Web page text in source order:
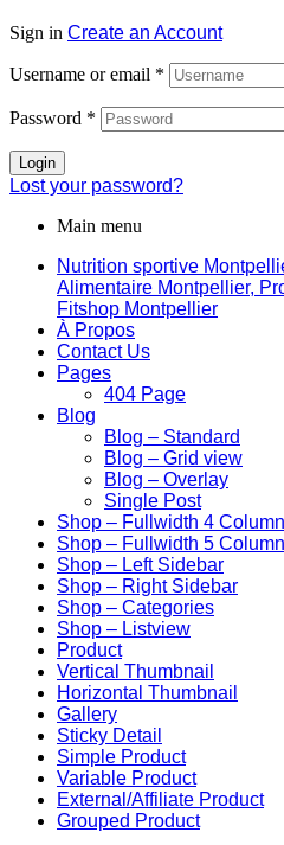
Sign in Create an Account
Username or email *
Password *
Login
Lost your password?
Main menu
Nutrition sportive
Alimentaire Montpellier,
Fitshop Montpellier
À Propos
Contact Us
Pages
404 Page
Blog
Blog – Standard
Blog – Grid view
Blog – Overlay
Single Post
Shop – Fullwidth 4
Shop – Fullwidth 5
Shop – Left Sidebar
Shop – Right Sidebar
Shop – Categories
Shop – Listview
Product
Vertical Thumbnail
Horizontal Thumbnail
Gallery
Sticky Detail
Simple Product
Variable Product
External/Affiliate Product
Grouped Product